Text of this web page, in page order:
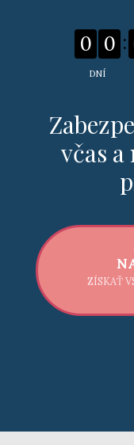
0 0
DNÍ
včas
ZÍSKAŤ